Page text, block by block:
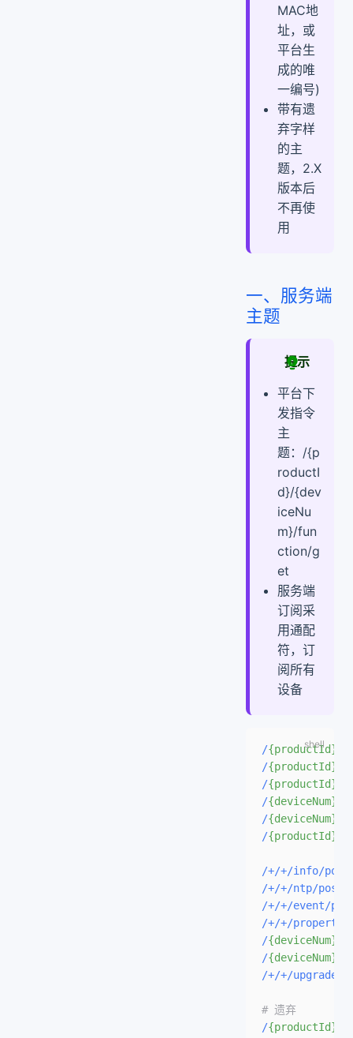
MAC地
址，或
平台生
成的唯
一编号)
带有遗
弃字样
的主
题，2.X
版本后
不再使
用
一、服务端
主题
提示
平台下
发指令
主
题：/{p
roductI
d}/{dev
iceNu
m}/fun
ction/g
et
服务端
订阅采
用通配
符，订
阅所有
设备
/{productId}
/{productId}
/{productId}
/{deviceNum}
/{deviceNum}
/{productId}
/+/+/info/post
/+/+/ntp/post
/+/+/event/
/+/+/property/
/{deviceNum}
/{deviceNum}
/+/+/upgrade/
# 遗弃
/{productId}